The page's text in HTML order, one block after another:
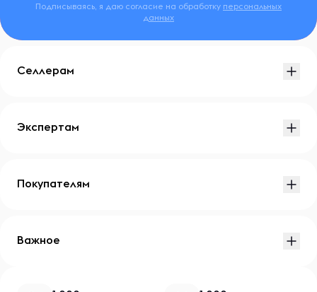
Подписываясь, я даю согласие на обработку персональных
данных
Селлерам
Экспертам
Покупателям
Важное